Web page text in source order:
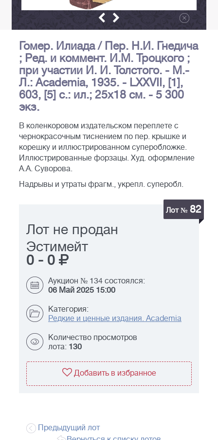
Гомер. Илиада / Пер. Н.И. Гнедича
; Ред. и коммент. И.М. Троцкого ;
при участии И. И. Толстого. - М.-
Л.: Academia, 1935. - LXXVII, [1],
603, [5] с.: ил.; 25х18 см. - 5 300
экз.
В коленкоровом издательском переплете с
чернокрасочным тиснением по пер. крышке и
корешку и иллюстрированном суперобложке.
Иллюстрированные форзацы. Худ. оформление
А.А. Суворова.
Надрывы и утраты фрагм., укрепл. суперобл.
Лот № 82
Лот не продан
Эстимейт
0 - 0
Аукцион № 134 состоялся:
06 Май 2025 15:00
Категория:
Редкие и ценные издания. Academia
Количество просмотров
лота: 130
Добавить в избранное
Предыдущий лот